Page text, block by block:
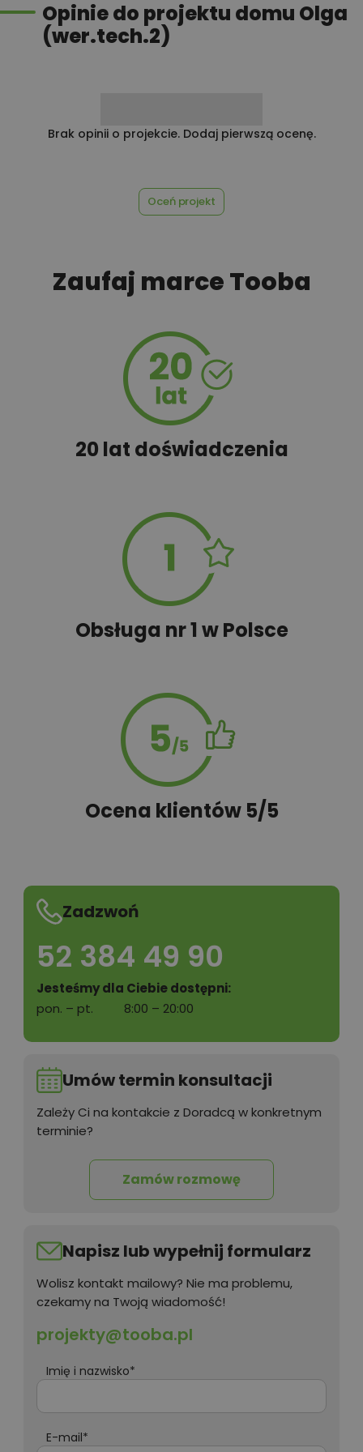
Przydomowa oczyszczalnia
Płyta styropianowa na wymiar
Rabat 10% na zakupy w
Rabat 10% na zakupy w OBI 100,00 zł
Wyceń adaptację
Opinie do projektu domu Olga
(wer.tech.2)
Brak opinii o projekcie. Dodaj pierwszą ocenę.
Oceń projekt
Zaufaj marce Tooba
20 lat doświadczenia
Obsługa nr 1 w Polsce
Ocena klientów 5/5
Zadzwoń
52 384 49 90
Jesteśmy dla Ciebie dostępni:
pon. – pt.
8:00 – 20:00
Umów termin konsultacji
Zależy Ci na kontakcie z Doradcą w konkretnym
terminie?
Zamów rozmowę
Napisz lub wypełnij formularz
Wolisz kontakt mailowy? Nie ma problemu,
czekamy na Twoją wiadomość!
projekty@tooba.pl
Imię i nazwisko*
E-mail*